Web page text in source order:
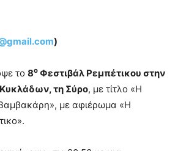
)
το 8ο Φεστιβάλ Ρεμπέτικου στην
τη Σύρο, με τίτλο «Η
με αφιέρωμα «Η